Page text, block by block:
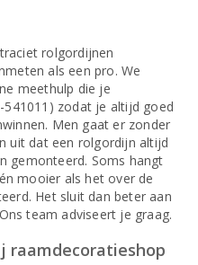
rolgordijnen
als een pro. We
meethulp die je
zodat je altijd goed
Men gaat er zonder
uit dat een rolgordijn altijd
gemonteerd. Soms hangt
mooier als het over de
Het sluit dan beter aan
team adviseert je graag.
raamdecoratieshop